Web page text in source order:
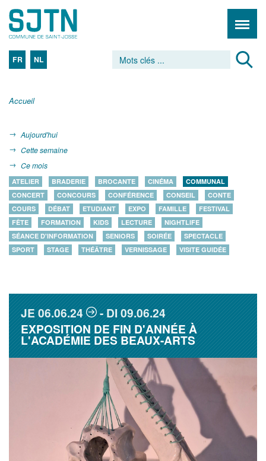
FR NL
Accueil
Aujourd'hui
Cette semaine
Ce mois
ATELIER BRADERIE BROCANTE CINÉMA
COMMUNAL
CONCERT
CONCOURS CONFÉRENCE CONSEIL
CONTE
COURS
DÉBAT ETUDIANT EXPO FAMILLE
FESTIVAL
FÊTE
FORMATION KIDS LECTURE
NIGHTLIFE
SÉANCE D'INFORMATION
SENIORS SOIRÉE
SPECTACLE
SPORT
STAGE THÉÂTRE VERNISSAGE VISITE GUIDÉE
JE06.06.24 DI09.06.24
EXPOSITION DE FIN D'ANNÉE À
L'ACADÉMIE DES BEAUX-ARTS